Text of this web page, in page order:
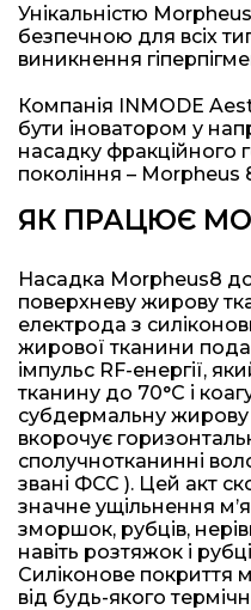
Унікальністю
безпечною для всіх
виникнення
Компанія INMODE
бути іноватором у
насадку фракційного
покоління – Morpheus
ЯК ПРАЦЮЄ
Насадка Morpheus8
поверхневу жирову
електрода з
жирової тканини
імпульс RF-енергії,
тканину до 70°С і
субдермальну жирову
вкорочує
сполучнотканинні
звані ФСС ). Цей акт
значне ущільнення
зморшок, рубців,
навіть розтяжок і
Силіконове покриття
від будь-якого